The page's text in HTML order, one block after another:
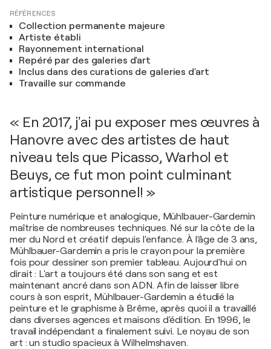
RÉFÉRENCES
Collection permanente majeure
Artiste établi
Rayonnement international
Repéré par des galeries d'art
Inclus dans des curations de galeries d'art
Travaille sur commande
« En 2017, j'ai pu exposer mes œuvres à
Hanovre avec des artistes de haut
niveau tels que Picasso, Warhol et
Beuys, ce fut mon point culminant
artistique personnel! »
Peinture numérique et analogique, Mühlbauer-Gardemin
maîtrise de nombreuses techniques. Né sur la côte de la
mer du Nord et créatif depuis l'enfance. À l'âge de 3 ans,
Mühlbauer-Gardemin a pris le crayon pour la première
fois pour dessiner son premier tableau. Aujourd'hui on
dirait : L'art a toujours été dans son sang et est
maintenant ancré dans son ADN. Afin de laisser libre
cours à son esprit, Mühlbauer-Gardemin a étudié la
peinture et le graphisme à Brême, après quoi il a travaillé
dans diverses agences et maisons d'édition. En 1996, le
travail indépendant a finalement suivi. Le noyau de son
art : un studio spacieux à Wilhelmshaven.